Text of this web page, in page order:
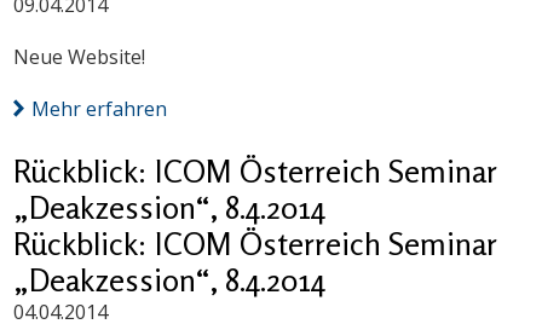
Neue Website!
Mehr erfahren
Rückblick: ICOM Österreich Seminar
„Deakzession“, 8.4.2014
Rückblick: ICOM Österreich Seminar
„Deakzession“, 8.4.2014
04.04.2014